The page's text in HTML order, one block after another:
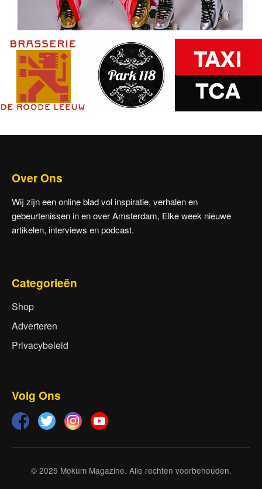
Over Ons
Wij zijn een online blad vol inspiratie, verhalen en
gebeurtenissen in en over Amsterdam, Elke week nieuwe
artikelen, interviews en podcast.
Categorieën
Shop
Adverteren
Privacybeleid
Volg Ons
© 2025 Mokum Magazine. Alle rechten voorbehouden.